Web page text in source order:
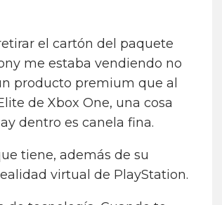
el cartón del paquete
me estaba vendiendo no
producto premium que al
de Xbox One, una cosa
dentro es canela fina.
tiene, además de su
virtual de PlayStation.